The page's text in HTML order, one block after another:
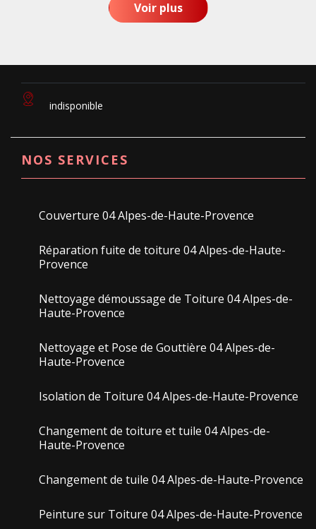
Voir plus
indisponible
NOS SERVICES
Couverture 04 Alpes-de-Haute-Provence
Réparation fuite de toiture 04 Alpes-de-Haute-
Provence
Nettoyage démoussage de Toiture 04 Alpes-de-
Haute-Provence
Nettoyage et Pose de Gouttière 04 Alpes-de-
Haute-Provence
Isolation de Toiture 04 Alpes-de-Haute-Provence
Changement de toiture et tuile 04 Alpes-de-
Haute-Provence
Changement de tuile 04 Alpes-de-Haute-Provence
Peinture sur Toiture 04 Alpes-de-Haute-Provence